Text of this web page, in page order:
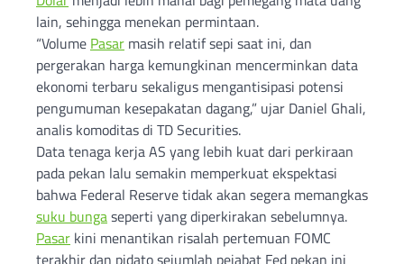
lain, sehingga menekan permintaan.
“Volume Pasar masih relatif sepi saat ini, dan
pergerakan harga kemungkinan mencerminkan data
ekonomi terbaru sekaligus mengantisipasi potensi
pengumuman kesepakatan dagang,” ujar Daniel Ghali,
analis komoditas di TD Securities.
Data tenaga kerja AS yang lebih kuat dari perkiraan
pada pekan lalu semakin memperkuat ekspektasi
bahwa Federal Reserve tidak akan segera memangkas
suku bungaseperti yang diperkirakan sebelumnya.
Pasar kini menantikan risalah pertemuan FOMC